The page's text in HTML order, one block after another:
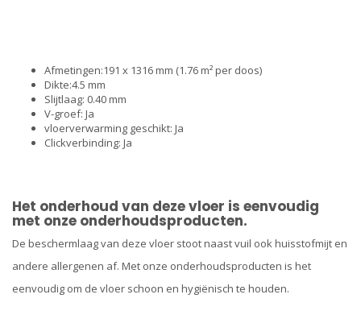
Afmetingen:191 x 1316 mm (1.76 m² per doos)
Dikte:4.5 mm
Slijtlaag: 0.40 mm
V-groef: Ja
vloerverwarming geschikt: Ja
Clickverbinding: Ja
Het onderhoud van deze vloer is eenvoudig
met onze onderhoudsproducten.
De beschermlaag van deze vloer stoot naast vuil ook huisstofmijt en
andere allergenen af. Met onze onderhoudsproducten is het
eenvoudig om de vloer schoon en hygiënisch te houden.